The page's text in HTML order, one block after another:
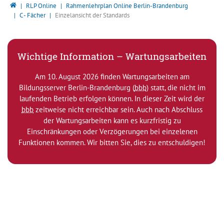
Bildungsserver Berlin - Brandenburg
RLP Online
Rahmenlehrplan Online Berlin-Brandenburg
C - Fächer
Einzelansicht der Standards
Wichtige Information – Wartungsarbeiten
Am 10. August 2026 finden Wartungsarbeiten am
Bildungsserver Berlin-Brandenburg (bbb) statt, die nicht im
laufenden Betrieb erfolgen können. In dieser Zeit wird der
bbb zeitweise nicht erreichbar sein. Auch nach Abschluss
der Wartungsarbeiten kann es kurzfristig zu
Einschränkungen oder Verzögerungen bei einzelenen
Funktionen kommen. Wir bitten Sie, dies zu entschuldigen!